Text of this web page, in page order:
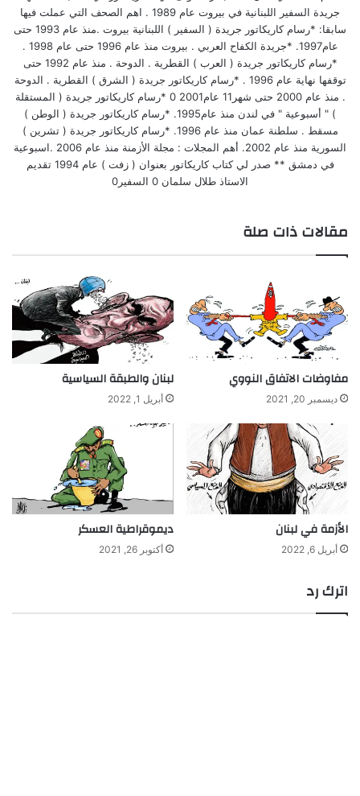
جريدة السفير اللبنانية في بيروت عام 1989 . اهم الصحف التي عملت فيها
سابقا: *رسام كاريكاتور جريدة ( السفير ) اللبنانية بيروت .منذ عام 1993 حتى
عام1997. *جريدة الكفاح العربي . بيروت منذ عام 1996 حتى عام 1998 .
*رسام كاريكاتور جريدة ( العرب ) القطرية . الدوحة . منذ عام 1992 حتى
توقفها نهاية عام 1996 . *رسام كاريكاتور جريدة ( الشرق ) القطرية . الدوحة
. منذ عام 2000 حتى شهر11 عام2001 0 *رسام كاريكاتور جريدة ( المستقلة
) " أسبوعية " في لندن منذ عام1995. *رسام كاريكاتور جريدة ( الوطن )
مسقط . سلطنة عمان منذ عام 1996. *رسام كاريكاتور جريدة ( تشرين )
السورية منذ عام 2002. أهم المجلات : مجلة الأزمنة منذ عام 2006 .اسبوعية
في دمشق ** صدر لي كتاب كاريكاتور بعنوان ( زفت ) عام 1994 تقديم
الاستاذ طلال سلمان 0 السفير0
مقالات ذات صلة
مفاوضات الاتفاق النووي
ديسمبر 20, 2021
لبنان والطبقة السياسية
أبريل 1, 2022
الأزمة في لبنان
أبريل 6, 2022
ديموقراطية العسكر
أكتوبر 26, 2021
اترك رد